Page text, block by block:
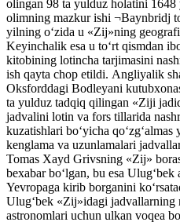
olingan 98 ta yulduz holatini 1648
olimning mazkur ishi ¬Baynbridj
yilning o‘zida u «Zij»ning
Keyinchalik esa u to‘rt qismdan
kitobining lotincha tarjimasini
ish qayta chop etildi. Angliyalik
Oksforddagi Bodleyani
ta yulduz tadqiq qilingan «Ziji
jadvalini lotin va fors tillarida
kuzatishlari bo‘yicha
kenglama va uzunlamalari
Tomas Xayd Grivsning «Zij»
bexabar bo‘lgan, bu esa
Yevropaga kirib borganini
Ulug‘bek «Zij»idagi jadvallarning
astronomlari uchun ulkan voqea